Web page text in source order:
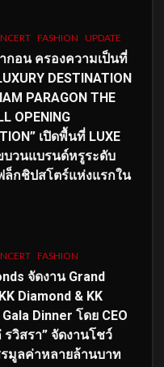
FASHION UPDATE
กอน ครองความเป็นที่
DESTINATION
PARAGON THE
OPENING
เปิดพื้นที่ LUXE
บวนแบรนด์หรูระดับ
ล็กชิปสโตร์แห่งแรกใน
FASHION
จัดงาน Grand
Diamond & KK
Dinner โดย CEO
วิสรา” จัดงานโชว์
รมูลค่าหลายล้านบาท